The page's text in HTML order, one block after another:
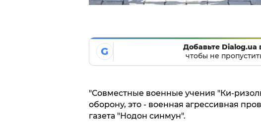
G
Добавьте Dialog.ua
чтобы не
"Совместные военные учения "Ки-
оборону, это - военная агрессивная
газета "Нодон синмун".